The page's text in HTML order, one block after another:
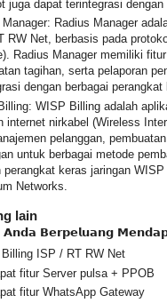
juga dapat terintegrasi
Manager: Radius Manager
RW Net, berbasis pada
Radius Manager memiliki
tagihan, serta pelaporan
dengan berbagai
WISP Billing adalah
internet nirkabel (Wireless
pelanggan,
untuk berbagai metode
perangkat keras jaringan
Networks.
lain
𝗕𝗲𝗿𝗽𝗲𝗹𝘂𝗮𝗻𝗴
ISP / RT RW Net
fitur Server pulsa + PPOB
fitur WhatsApp Gateway